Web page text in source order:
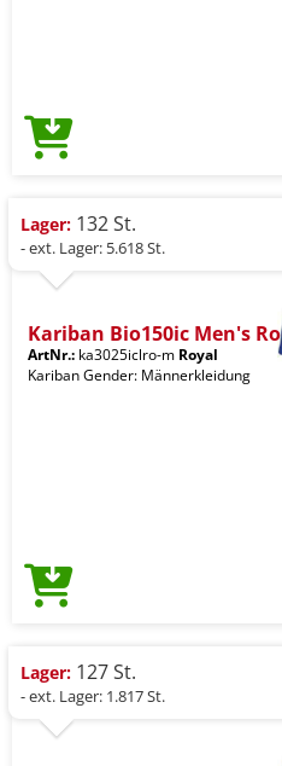
Lager: 132 St.
- ext. Lager: 5.618 St.
Kariban Bio150ic Men's Ro
ArtNr.: ka3025iclro-m Royal
Kariban Gender: Männerkleidung
Lager: 127 St.
- ext. Lager: 1.817 St.